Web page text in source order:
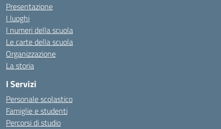
Presentazione
I luoghi
I numeri della scuola
Le carte della scuola
Organizzazione
La storia
I Servizi
Personale scolastico
Famiglie e studenti
Percorsi di studio